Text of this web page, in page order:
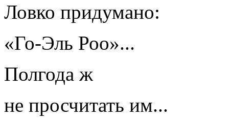
Ловко придумано:
«Го-Эль Роо»...
Полгода ж
не просчитать им...